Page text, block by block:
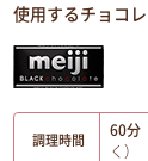
使用するチョコレ
調理時間
60分
く）